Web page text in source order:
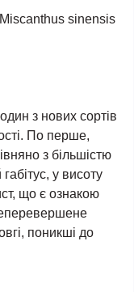
sinensis
з нових сортів
По перше,
з більшістю
у висоту
що є ознакою
поникші до